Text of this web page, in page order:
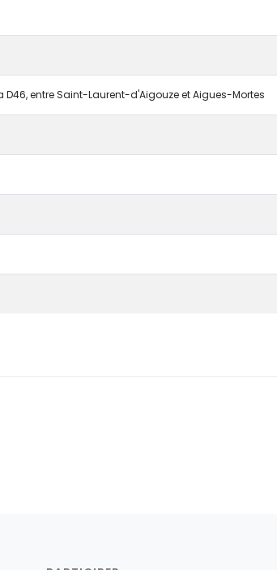
D46, entre Saint-Laurent-d'Aigouze et Aigues-Mortes